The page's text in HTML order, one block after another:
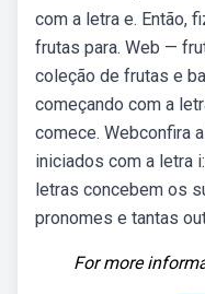
com a letra e. Então,
frutas para. Web —
coleção de frutas e
começando com a
comece. Webconfira
iniciados com a letra
letras concebem os
pronomes e tantas
For more